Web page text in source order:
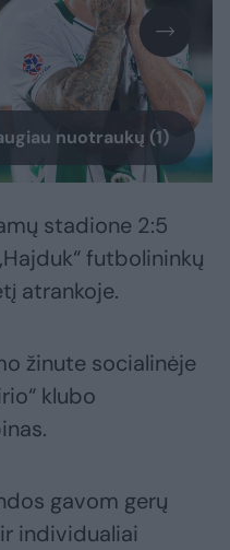
nuotraukų (1)
stadione 2:5
futbolininkų
atrankoje.
žinute socialinėje
klubo
gavom gerų
individualiai